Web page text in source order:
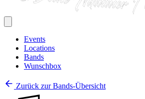
Events
Locations
Bands
Wunschbox
Zurück zur Bands-Übersicht